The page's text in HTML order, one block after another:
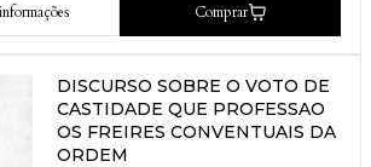
Comprar
DISCURSO SOBRE O VOTO DE
CASTIDADE QUE PROFESSAO
OS FREIRES CONVENTUAIS DA
ORDEM